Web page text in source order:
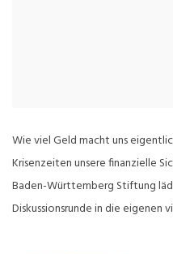
Wie viel Geld macht uns
Krisenzeiten unsere finanzielle
Baden-Württemberg Stiftung
Diskussionsrunde in die eigenen